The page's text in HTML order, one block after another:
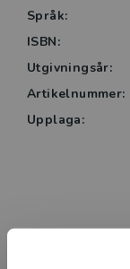
Språk:
ISBN:
Utgivningsår:
Artikelnummer:
Upplaga: